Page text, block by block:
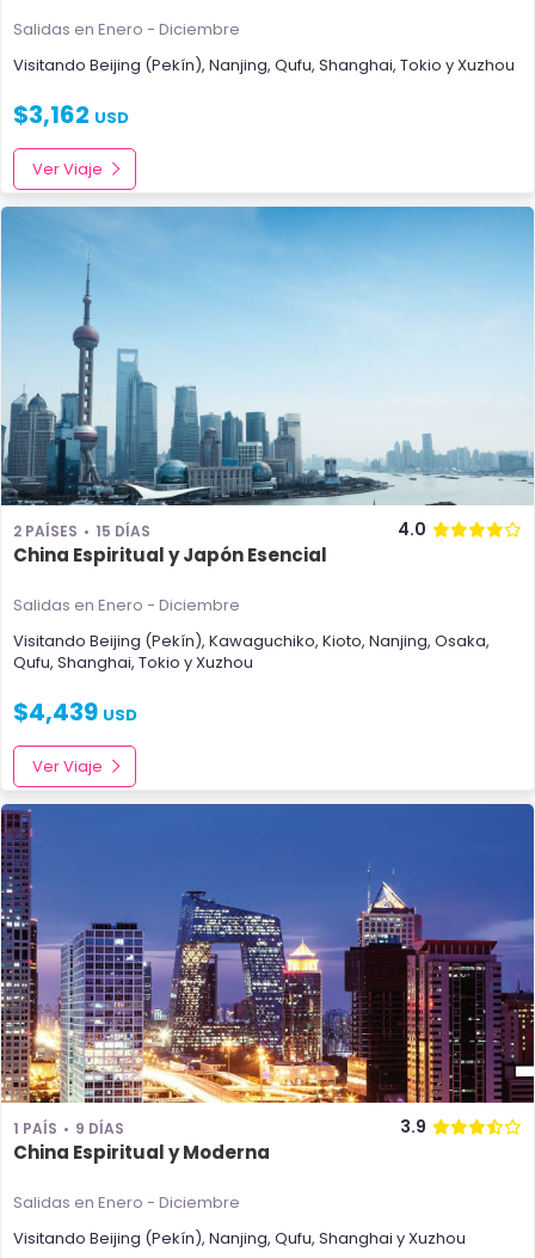
Salidas en Enero - Diciembre
Visitando Beijing (Pekín), Nanjing, Qufu, Shanghai, Tokio yXuzhou
$3,162 USD
Ver Viaje
2 PAÍSES 15 DÍAS 4.0
China Espiritual y Japón Esencial
Salidas en Enero - Diciembre
Visitando Beijing (Pekín), Kawaguchiko, Kioto, Nanjing, Osaka,
Qufu, Shanghai, Tokio yXuzhou
$4,439 USD
Ver Viaje
1 PAÍS 9 DÍAS 3.9
China Espiritual y Moderna
Salidas en Enero - Diciembre
Visitando Beijing (Pekín), Nanjing, Qufu, Shanghai yXuzhou